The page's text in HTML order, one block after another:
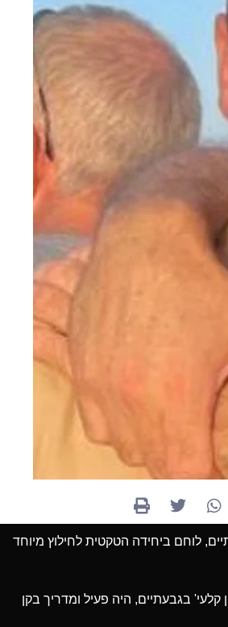
לוחם ביחידה הטקטית לחילוץ מיוחד
בגבעתיים, היה פעיל ומדריך בקן